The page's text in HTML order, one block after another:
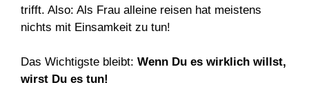
trifft. Also: Als Frau alleine reisen hat meistens
nichts mit Einsamkeit zu tun!
Das Wichtigste bleibt: Wenn Du es wirklich willst,
wirst Du es tun!